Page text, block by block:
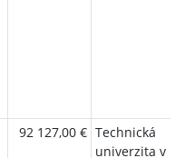
92 127,00 € Technická
univerzita v